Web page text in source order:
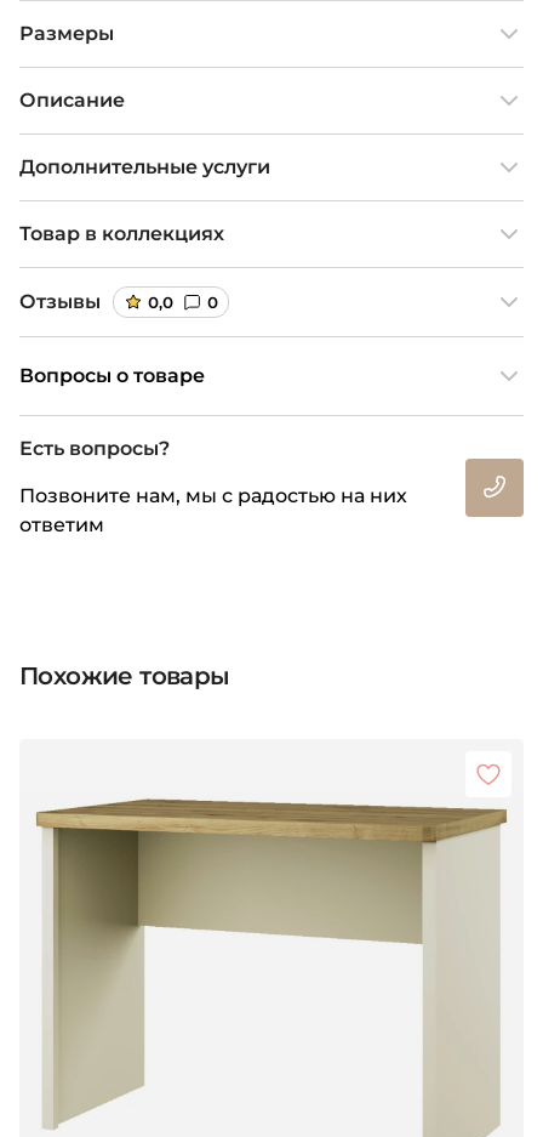
Размеры
Описание
Дополнительные услуги
Товар в коллекциях
Отзывы 0,0 0
Вопросы о товаре
Есть вопросы?
Позвоните нам, мы с радостью на них
ответим
Похожие товары